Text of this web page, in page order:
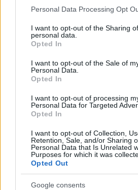
Please note that this website/app
not limited to your visit or usage
grant or deny consent to Google and
use your data for below specified
consent section.
Personal Data Processing Opt
I want to opt-out of the Sharing
personal data.
Opted In
I want to opt-out of the Sale of
Personal Data.
Opted In
I want to opt-out of processing
Personal Data for Targeted
Opted In
I want to opt-out of Collection,
Retention, Sale, and/or Sharing
Personal Data that Is Unrelated
Purposes for which it was
Opted Out
Google consents
υπερβολικών αγορών
μείωση του food waste
περιβαλλοντική
πρακτική που ενισχύει την
ρουτίνα, κάθε σπίτι μπορεί να
σε ένα παγκόσμιο πρόβλημα.
ΑΣΕΠ: Πιστοποίηση
μόνο 2 ημέρες στα